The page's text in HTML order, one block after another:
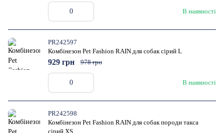
В наявності
PR242597
Комбінезон Pet Fashion RAIN для собак сірий L
В наявності
929 грн 978 грн
PR242598
Комбінезон Pet Fashion RAIN для собак породи такса
сірий XS